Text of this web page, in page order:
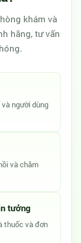
khám và
hãng, tư vấn
người dùng
và chăm
tưởng
thuốc và đơn